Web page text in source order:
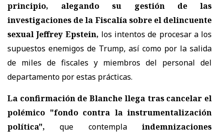
principio, alegando su gestión de las
investigaciones de la Fiscalía sobre el delincuente
sexual Jeffrey Epstein, los intentos de procesar a los
supuestos enemigos de Trump, así como por la salida
de miles de fiscales y miembros del personal del
departamento por estas prácticas.
La confirmación de Blanche llega tras cancelar el
polémico "fondo contra la instrumentalización
política", que contempla indemnizaciones